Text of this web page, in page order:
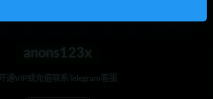
anons123x
开通VIP或充值联系Telegram客服